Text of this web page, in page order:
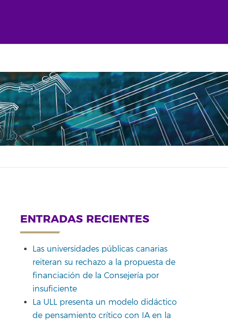
ENTRADAS RECIENTES
Las universidades públicas canarias
reiteran su rechazo a la propuesta de
financiación de la Consejería por
insuficiente
La ULL presenta un modelo didáctico
de pensamiento crítico con IA en la